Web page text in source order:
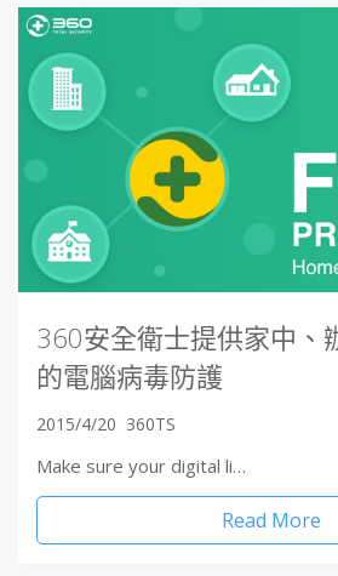
360安全衛士提供家中、
的電腦病毒防護
2015/4/20 360TS
Make sure your digital li…
Read More